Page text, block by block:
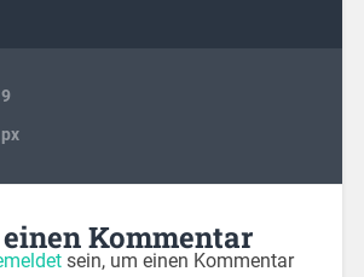
Kommentar
sein, um einen Kommentar